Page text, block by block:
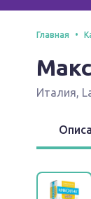
Главная
Италия,